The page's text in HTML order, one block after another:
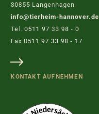
30855 Langenhagen
info@tierheim-hannover.de
Tel. 0511 97 33 98 - 0
Fax 0511 97 33 98 - 17
KONTAKT AUFNEHMEN